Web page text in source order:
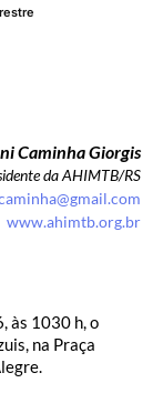
Caminha Giorgis
da AHIMTB/RS
www.ahimtb.org.br
às 1030 h, o
na Praça